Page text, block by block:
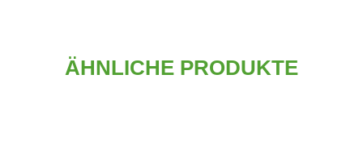
ÄHNLICHE PRODUKTE